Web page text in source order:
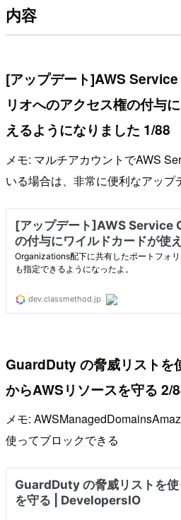
内容
[アップデート]AWS
リオへのアクセス権の付与
えるようになりました 1/88
メモ: マルチアカウントでAWS
いる場合は、非常に便利なアップ
GuardDuty の脅威リストを
からAWSリソースを守る 2/
メモ:
使ってブロックできる